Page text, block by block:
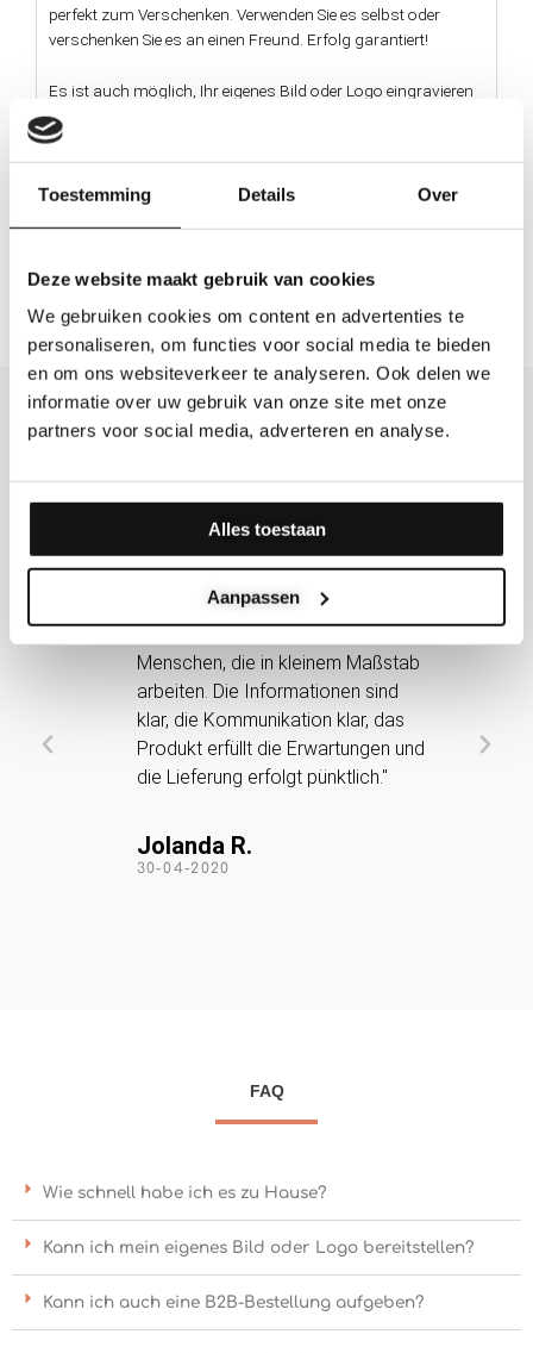
Toestemming Details Over
Deze website maakt gebruik van cookies
We gebruiken cookies om content en advertenties te
personaliseren, om functies voor social media te bieden
en om ons websiteverkeer te analyseren. Ook delen we
informatie over uw gebruik van onze site met onze
partners voor social media, adverteren en analyse.
Alles toestaan
Aanpassen
perfekt zum Verschenken. Verwenden Sie es selbst oder
verschenken Sie es an einen Freund. Erfolg garantiert!
Es ist auch möglich, Ihr eigenes Bild oder Logo eingravieren
zu lassen. Senden Sie uns eine E-
fertigen wir ein Muster Ihres Designs an.
Einzigartig
Was andere sagen
   5
/
5
_
Menschen, die in kleinem Maßstab
arbeiten. Die Informationen sind
klar, die Kommunikation klar, das
Produkt erfüllt die Erwartungen und
die Lieferung erfolgt pünktlich."
Jolanda R.
30-04-2020
FAQ
Wie schnell habe ich es zu Hause?
Kann ich mein eigenes Bild oder Logo bereitstellen?
Kann ich auch eine B2B-Bestellung aufgeben?